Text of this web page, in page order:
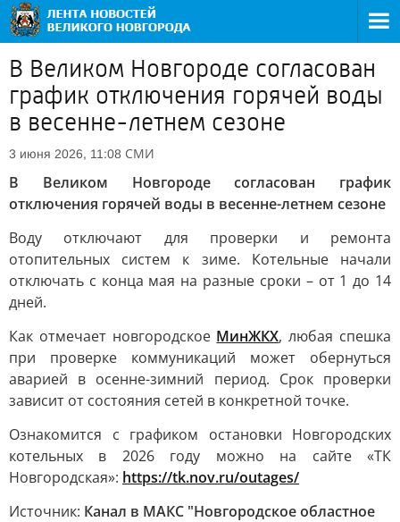
В Великом Новгороде согласован
график отключения горячей воды
в весенне-летнем сезоне
3 июня 2026, 11:08 СМИ
В Великом Новгороде согласован график
отключения горячей воды в весенне-летнем сезоне
Воду отключают для проверки и ремонта
отопительных систем к зиме. Котельные начали
отключать с конца мая на разные сроки – от 1 до 14
дней.
Как отмечает новгородское МинЖКХ, любая спешка
при проверке коммуникаций может обернуться
аварией в осенне-зимний период. Срок проверки
зависит от состояния сетей в конкретной точке.
Ознакомится с графиком остановки Новгородских
котельных в 2026 году можно на сайте «ТК
Новгородская»: https://tk.nov.ru/outages/
Источник: Канал в МАКС "Новгородское областное